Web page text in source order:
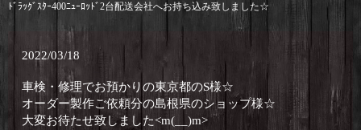
ﾄﾞﾗｯｸﾞｽﾀｰ400ﾆｭｰﾛｯﾄﾞ2台配送会社へお持ち込み致しました☆
2022/03/18
車検・修理でお預かりの東京都のS様☆
オーダー製作ご依頼分の島根県のショップ様☆
大変お待たせ致しました<m(__)m>